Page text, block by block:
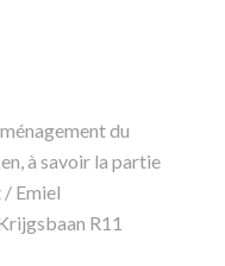
du
à savoir la partie
Emiel
R11